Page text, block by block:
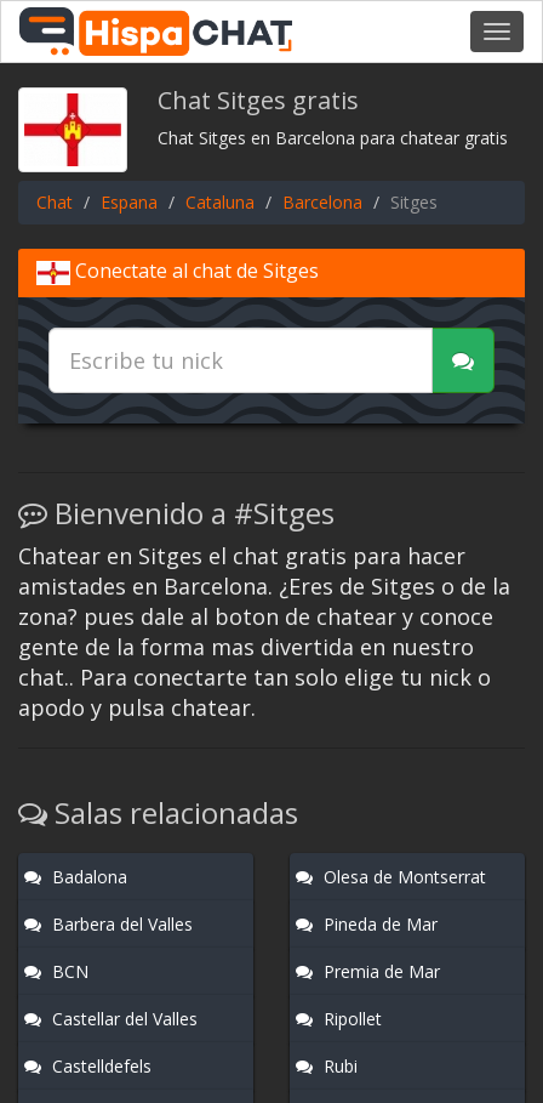
Chat Sitges gratis
Chat Sitges en Barcelona para chatear gratis
Chat Espana Cataluna Barcelona Sitges
Conectate al chat de Sitges
Bienvenido a #Sitges
Chatear en Sitges el chat gratis para hacer
amistades en Barcelona. ¿Eres de Sitges o de la
zona? pues dale al boton de chatear y conoce
gente de la forma mas divertida en nuestro
chat.. Para conectarte tan solo elige tu nick o
apodo y pulsa chatear.
Salas relacionadas
Badalona
Barbera del Valles
BCN
Castellar del Valles
Castelldefels
Olesa de Montserrat
Pineda de Mar
Premia de Mar
Ripollet
Rubi